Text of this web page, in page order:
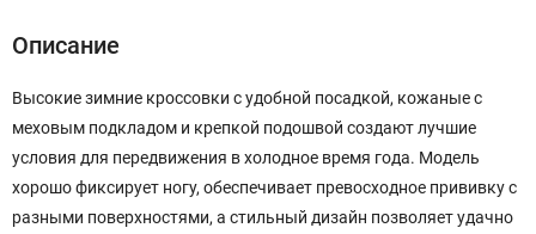
Описание
Высокие зимние кроссовки с удобной посадкой, кожаные с
меховым подкладом и крепкой подошвой создают лучшие
условия для передвижения в холодное время года. Модель
хорошо фиксирует ногу, обеспечивает превосходное прививку с
разными поверхностями, а стильный дизайн позволяет удачно